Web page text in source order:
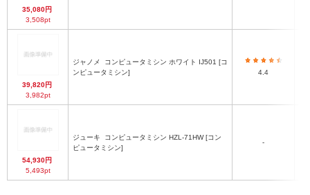
35,080円
3,508pt
39,820円
3,982pt
ジャノメ
ンピュータミシン]
4.4
54,930円
5,493pt
ジューキ
ピュータミシン]
-